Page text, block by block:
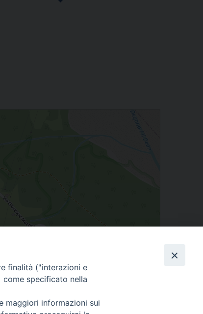
Leaflet| Map data © OpenStreetMap
finalità ("interazioni e
specificato nella
maggiori informazioni sui